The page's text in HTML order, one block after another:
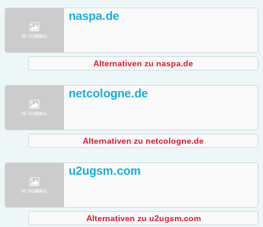
naspa.de
Alternativen zu naspa.de
netcologne.de
Alternativen zu netcologne.de
u2ugsm.com
Alternativen zu u2ugsm.com